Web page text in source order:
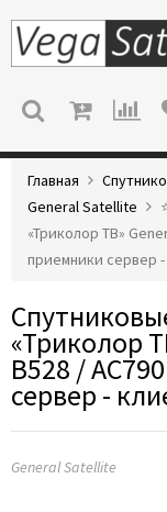
МЕНЮ
Главная
General Satellite
«Триколор ТВ»
приемники сервер
«Триколор
B528 /
сервер -
General Satellite